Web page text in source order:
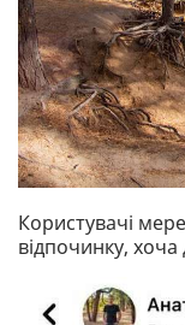
Користувачі
відпочинку, хоча